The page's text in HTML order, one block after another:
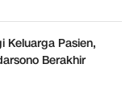
Keluarga Pasien,
Berakhir